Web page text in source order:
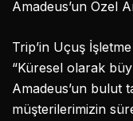
Amadeus’un Özel
Trip’in Uçuş
“Küresel olarak
Amadeus’un bulut
müşterilerimizin